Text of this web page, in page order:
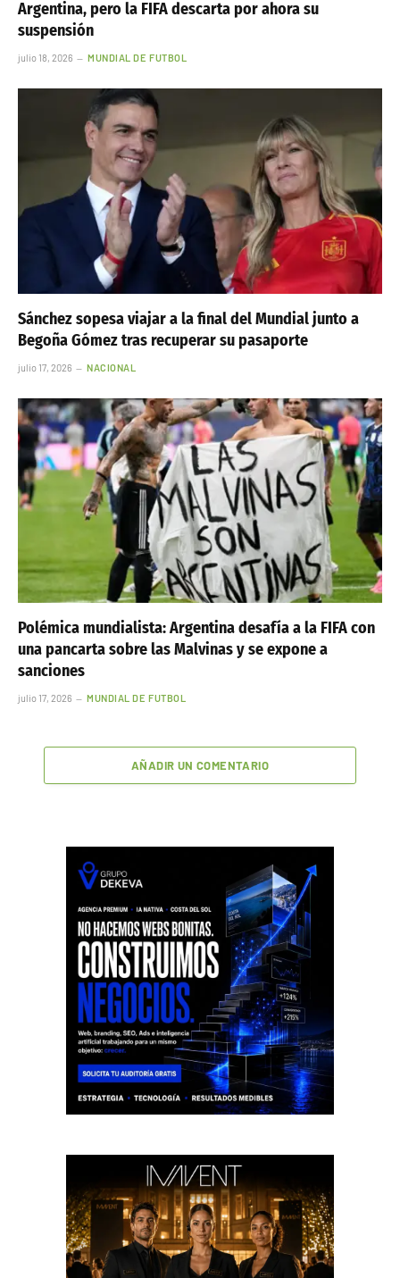
Argentina, pero la FIFA descarta por ahora su
suspensión
julio 18, 2026 MUNDIAL DE FUTBOL
Sánchez sopesa viajar a la final del Mundial junto a
Begoña Gómez tras recuperar su pasaporte
julio 17, 2026 NACIONAL
Polémica mundialista: Argentina desafía a la FIFA con
una pancarta sobre las Malvinas y se expone a
sanciones
julio 17, 2026 MUNDIAL DE FUTBOL
AÑADIR UN COMENTARIO